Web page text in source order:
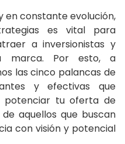
en constante evolución,
es vital para
a inversionistas y
marca. Por esto, a
las cinco palancas de
y efectivas que
potenciar tu oferta de
aquellos que buscan
con visión y potencial